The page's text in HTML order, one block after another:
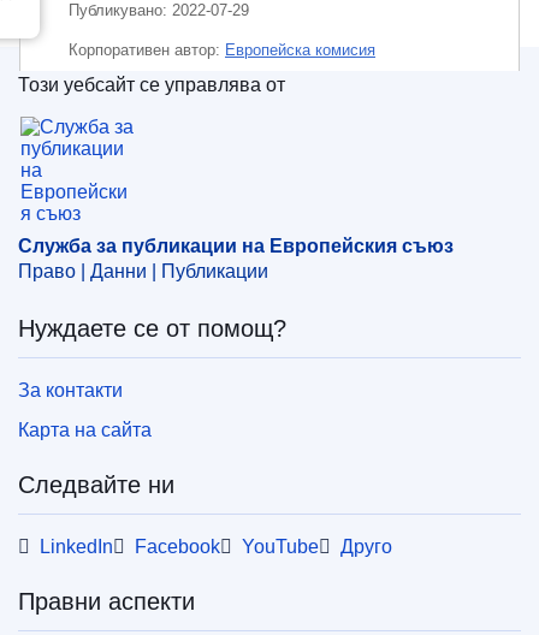
Публикувано: 2022-07-29
Корпоративен aвтор: Европейска комисия
CELEX : C2022/288/04
OJ : JOC_2022_288_R_0004
IMMC : 9999
Служба за публикации на Европейския съюз
Този уебсайт се управлява от
Служба за публикации на Европейския съюз
Право | Данни | Публикации
Нуждаете се от помощ?
За контакти
Карта на сайта
Следвайте ни
LinkedIn Facebook YouTube Друго
Правни аспекти